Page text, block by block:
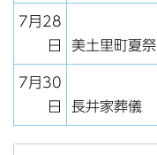
7月28
日
美土里町夏祭
7月30
日
長井家葬儀